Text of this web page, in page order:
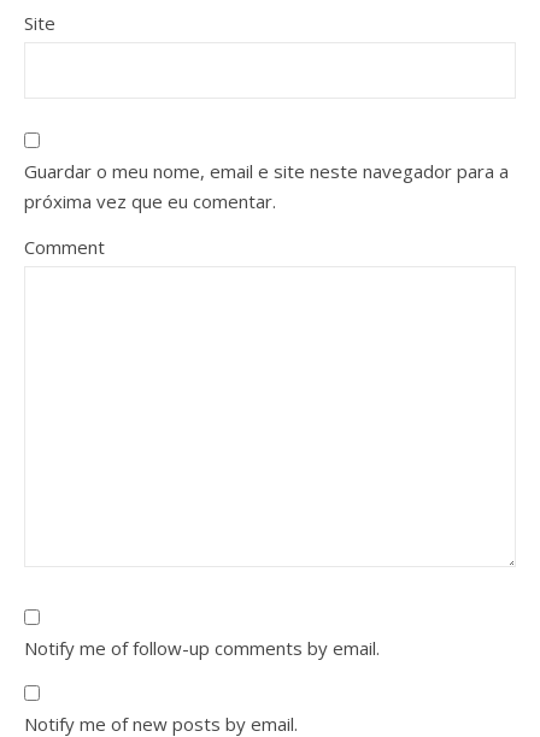
Site
Guardar o meu nome, email e site neste navegador para a
próxima vez que eu comentar.
Comment
Notify me of follow-up comments by email.
Notify me of new posts by email.